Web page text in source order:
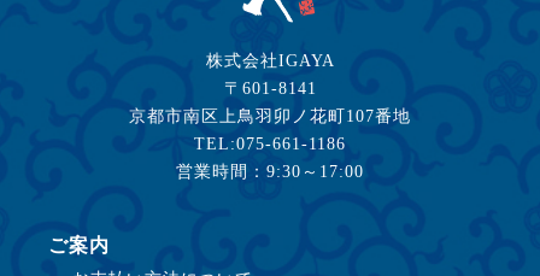
株式会社IGAYA
〒601-8141
京都市南区上鳥羽卯ノ花町107番地
TEL:075-661-1186
営業時間：9:30～17:00
ご案内